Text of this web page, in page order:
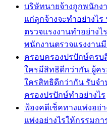
บริษัทนายจ้างถูกพนักง
แก่ลูกจ้างจะทำอย่างไ
ตรวจแรงงานทำอย่าง
พนักงานตรวจแรงงานมี
ครอบครองปรปักษ์ครบ
ใครมีสิทธิดีกว่ากัน ผู้ค
ใครสิทธิดีกว่ากัน รับจ
ครองปรปักษ์ทำอย่างไร
ฟ้องคดีเช็คทางแพ่งอย่
แพ่งอย่างไรให้กรรมก